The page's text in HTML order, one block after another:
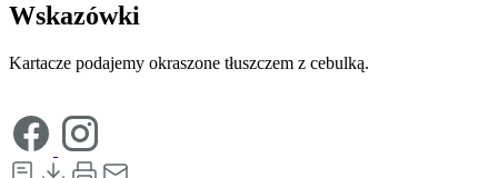
Wskazówki
Kartacze podajemy okraszone tłuszczem z cebulką.